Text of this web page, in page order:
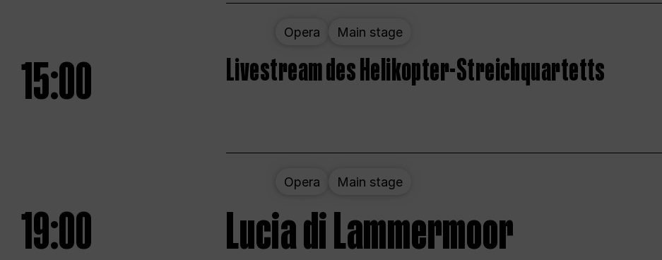
Opera Main stage
15:00 Livestream des Helikopter-Streichquartetts
Opera Main stage
19:00 Lucia di Lammermoor